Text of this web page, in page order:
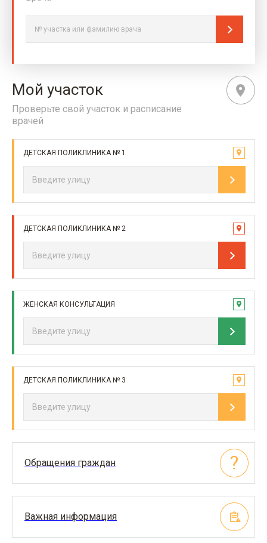
Мой участок
Проверьте свой участок и расписание
врачей
ДЕТСКАЯ ПОЛИКЛИНИКА № 1
ДЕТСКАЯ ПОЛИКЛИНИКА № 2
ЖЕНСКАЯ КОНСУЛЬТАЦИЯ
ДЕТСКАЯ ПОЛИКЛИНИКА № 3
Обращения граждан
Важная информация